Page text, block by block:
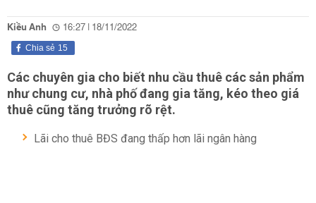
Kiều Anh 16:27 | 18/11/2022
15
Chia sẻ
Các chuyên gia cho biết nhu cầu thuê các sản phẩm
như chung cư, nhà phố đang gia tăng, kéo theo giá
thuê cũng tăng trưởng rõ rệt.
Lãi cho thuê BĐS đang thấp hơn lãi ngân hàng